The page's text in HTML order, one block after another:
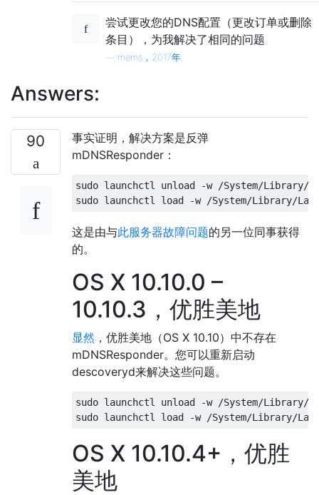
尝试更改您的DNS配置（更改订单或删除
条目），为我解决了相同的问题
mems，2017年
Answers:
90
事实证明，解决方案是反弹
mDNSResponder：
sudo launchctl unload -w /System/Library/
这是由与此服务器故障问题的另一位同事获得
的。
OS X 10.10.0 –
10.10.3，优胜美地
显然 ，优胜美地（OS X 10.10）中不存在
mDNSResponder。您可以重新启动
descoveryd来解决这些问题。
sudo launchctl unload -w /System/Library/
OS X 10.10.4+，优胜
美地